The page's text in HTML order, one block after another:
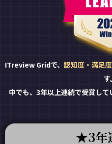
ITreview Gridで、 認知度・満足度
す。
中でも、3年以上連続で受賞して
3年